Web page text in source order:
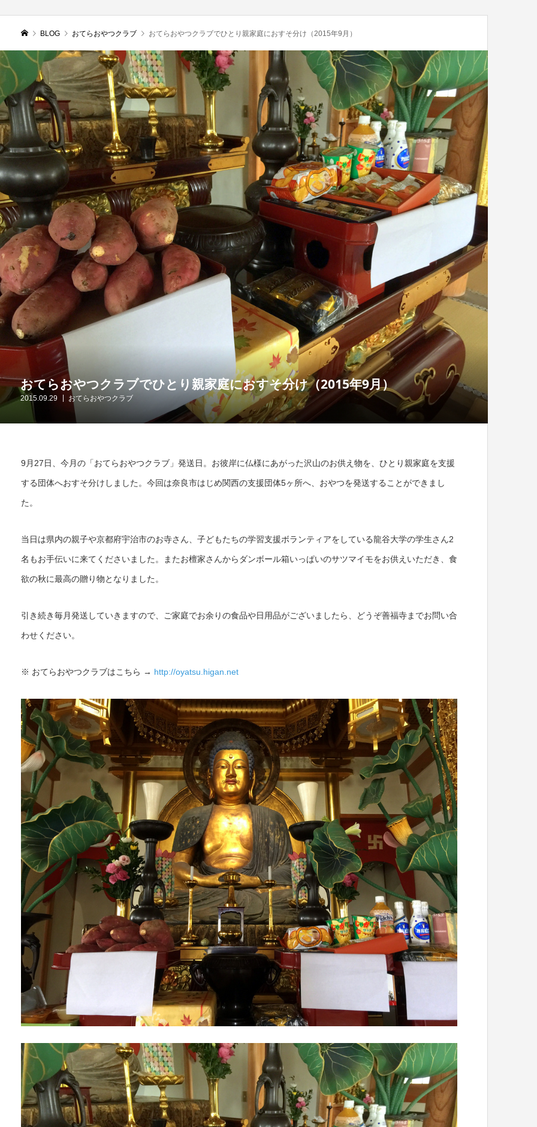
BLOG おてらおやつクラブ おてらおやつクラブでひとり親家庭におすそ分け（2015年9月）
おてらおやつクラブでひとり親家庭におすそ分け（2015年9月）
2015.09.29 おてらおやつクラブ
9月27日、今月の「おてらおやつクラブ」発送日。お彼岸に仏様にあがった沢山のお供え物を、ひとり親家庭を支援
する団体へおすそ分けしました。今回は奈良市はじめ関西の支援団体5ヶ所へ、おやつを発送することができまし
た。
当日は県内の親子や京都府宇治市のお寺さん、子どもたちの学習支援ボランティアをしている龍谷大学の学生さん2
名もお手伝いに来てくださいました。またお檀家さんからダンボール箱いっぱいのサツマイモをお供えいただき、食
欲の秋に最高の贈り物となりました。
引き続き毎月発送していきますので、ご家庭でお余りの食品や日用品がございましたら、どうぞ善福寺までお問い合
わせください。
※ おてらおやつクラブはこちら → http://oyatsu.higan.net